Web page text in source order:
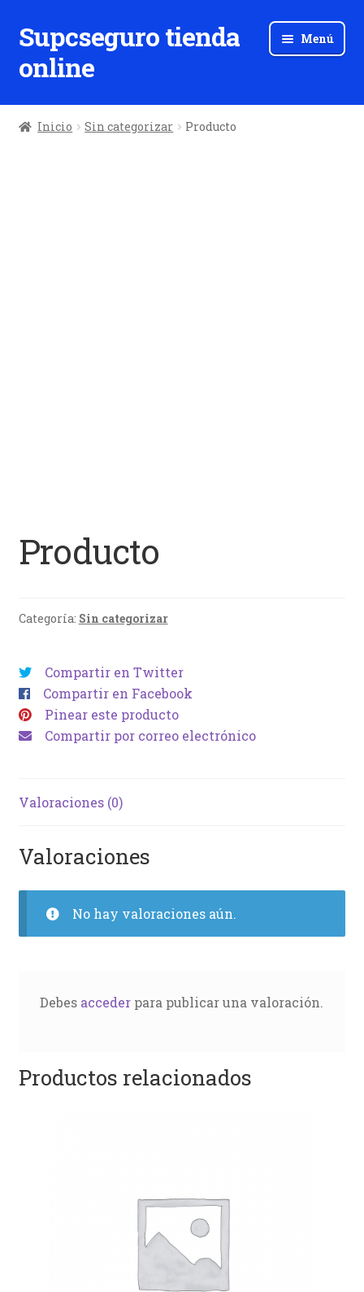
Ir
a
la
Ir
al
contenido
Supcseguro tienda
online
Menú
Inicio Sin categorizar Producto
Producto
Categoría: Sin categorizar
Compartir en Twitter
Compartir en Facebook
Pinear este producto
Compartir por correo electrónico
Valoraciones (0)
Valoraciones
No hay valoraciones aún.
Debes accederpara publicar una valoración.
Productos relacionados